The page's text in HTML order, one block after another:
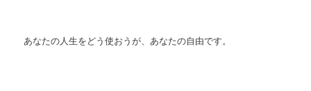
あなたの人生をどう使おうが、あなたの自由です。